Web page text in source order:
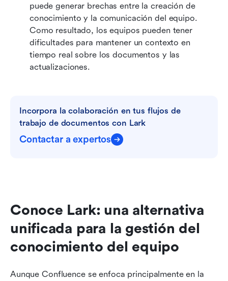
puede generar brechas entre la creación de
conocimiento y la comunicación del equipo.
Como resultado, los equipos pueden tener
dificultades para mantener un contexto en
tiempo real sobre los documentos y las
actualizaciones.
Incorpora la colaboración en tus flujos de
trabajo de documentos con Lark
Contactar a expertos
Conoce Lark: una alternativa
unificada para la gestión del
conocimiento del equipo
Aunque Confluence se enfoca principalmente en la